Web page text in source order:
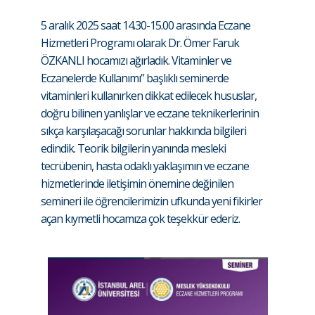
5 aralık 2025 saat 14.30-15.00 arasında Eczane
Hizmetleri Programı olarak Dr. Ömer Faruk
ÖZKANLI hocamızı ağırladık. Vitaminler ve
Eczanelerde Kullanımı” başlıklı seminerde
vitaminleri kullanırken dikkat edilecek hususlar,
doğru bilinen yanlışlar ve eczane teknikerlerinin
sıkça karşılaşacağı sorunlar hakkında bilgileri
edindik. Teorik bilgilerin yanında mesleki
tecrübenin, hasta odaklı yaklaşımın ve eczane
hizmetlerinde iletişimin önemine değinilen
semineri ile öğrencilerimizin ufkunda yeni fikirler
açan kıymetli hocamıza çok teşekkür ederiz.